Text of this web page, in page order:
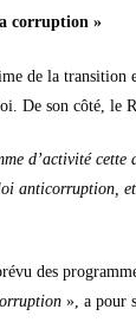
corruption »
de la transition
De son côté,
d’activité
anticorruption,
des
», a pour